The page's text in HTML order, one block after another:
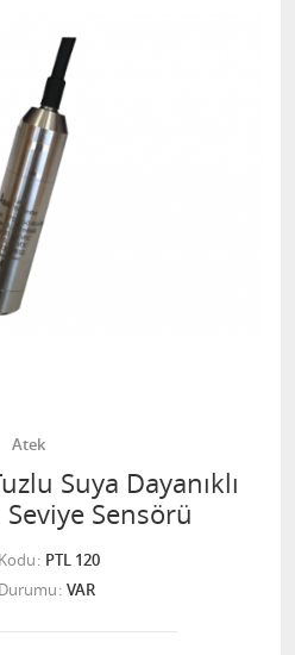
Atek
Suya Dayanıklı
Sensörü
PTL 120
VAR